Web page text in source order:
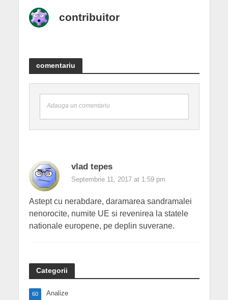
contribuitor
comentariu
Adauga un comentariu
vlad tepes
Septembrie 11, 2017 at 1:59 pm
Astept cu nerabdare, daramarea sandramalei
nenorocite, numite UE si revenirea la statele
nationale europene, pe deplin suverane.
Categorii
Analize
60